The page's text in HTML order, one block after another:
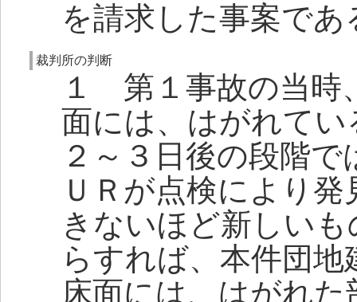
を請求した事案であ
裁判所の判断
１ 第１事故の当時
面には、はがれて
２～３日後の段階
ＵＲが点検により
きないほど新しい
らすれば、本件団
床面には、はがれ